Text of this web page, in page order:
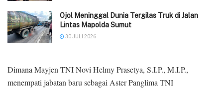
Ojol Meninggal Dunia Tergilas Truk di Jalan
Lintas Mapolda Sumut
30 JULI 2026
Dimana Mayjen TNI Novi Helmy Prasetya, S.I.P., M.I.P.,
menempati jabatan baru sebagai Aster Panglima TNI